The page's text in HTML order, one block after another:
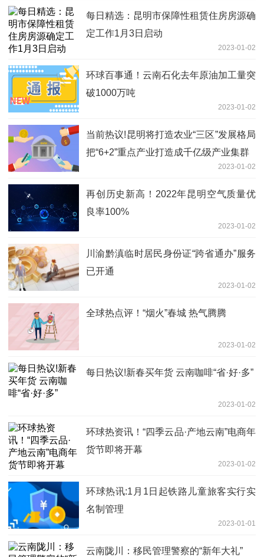
每日精选：昆明市保障性租赁住房房源确
定工作1月3日启动
2023-01-02
环球百事通！云南石化去年原油加工量突
破1000万吨
2023-01-02
当前热议!昆明将打造农业“三区”发展格局
把“6+2”重点产业打造成千亿级产业集群
2023-01-02
再创历史新高！2022年昆明空气质量优
良率100%
2023-01-02
川渝黔滇临时居民身份证“跨省通办”服务
已开通
2023-01-02
全球热点评！“烟火”春城 热气腾腾
2023-01-02
每日热议!新春买年货 云南咖啡“省·好·多”
2023-01-02
环球热资讯！“四季云品·产地云南”电商年
货节即将开幕
2023-01-02
环球热讯:1月1日起铁路儿童旅客实行实
名制管理
2023-01-01
云南陇川：移民管理警察的“新年大礼”